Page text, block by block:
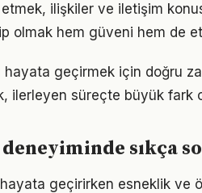
ilişkiler ve iletişim
olmak hem güveni hem de
geçirmek için doğru
ilerleyen süreçte büyük fark
sıkça
geçirirken esneklik ve